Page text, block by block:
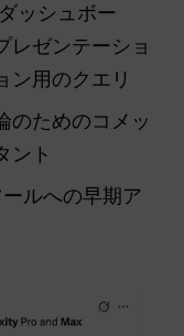
ダッシュボー
レゼンテーショ
ン用のクエリ
のためのコメッ
ント
ルへの早期ア